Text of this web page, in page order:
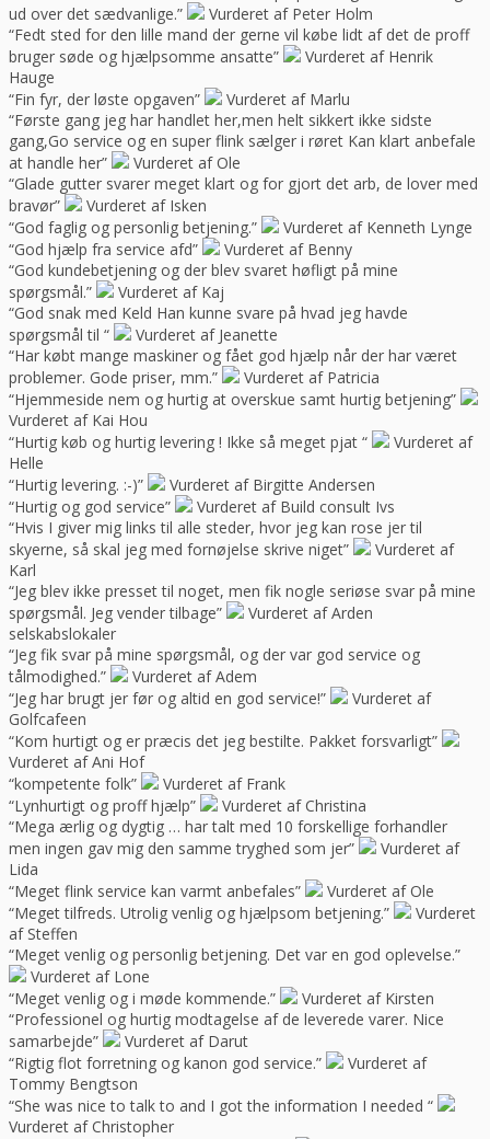
ud over det sædvanlige.”
Vurderet af Peter Holm
“Fedt sted for den lille mand der gerne vil købe lidt af det de proff
bruger søde og hjælpsomme ansatte”
Vurderet af Henrik
Hauge
“Fin fyr, der løste opgaven”
Vurderet af Marlu
“Første gang jeg har handlet her,men helt sikkert ikke sidste
gang,Go service og en super flink sælger i røret Kan klart anbefale
at handle her”
Vurderet af Ole
“Glade gutter svarer meget klart og for gjort det arb, de lover med
bravør”
Vurderet af Isken
“God faglig og personlig betjening.”
Vurderet af Kenneth Lynge
“God hjælp fra service afd”
Vurderet af Benny
“God kundebetjening og der blev svaret høfligt på mine
spørgsmål.”
Vurderet af Kaj
“God snak med Keld Han kunne svare på hvad jeg havde
spørgsmål til “
Vurderet af Jeanette
“Har købt mange maskiner og fået god hjælp når der har været
problemer. Gode priser, mm.”
Vurderet af Patricia
“Hjemmeside nem og hurtig at overskue samt hurtig betjening”
Vurderet af Kai Hou
“Hurtig køb og hurtig levering ! Ikke så meget pjat “
Vurderet af
Helle
“Hurtig levering. :-)”
Vurderet af Birgitte Andersen
“Hurtig og god service”
Vurderet af Build consult Ivs
“Hvis I giver mig links til alle steder, hvor jeg kan rose jer til
skyerne, så skal jeg med fornøjelse skrive niget”
Vurderet af
Karl
“Jeg blev ikke presset til noget, men fik nogle seriøse svar på mine
spørgsmål. Jeg vender tilbage”
Vurderet af Arden
selskabslokaler
“Jeg fik svar på mine spørgsmål, og der var god service og
tålmodighed.”
Vurderet af Adem
“Jeg har brugt jer før og altid en god service!”
Vurderet af
Golfcafeen
“Kom hurtigt og er præcis det jeg bestilte. Pakket forsvarligt”
Vurderet af Ani Hof
“kompetente folk”
Vurderet af Frank
“Lynhurtigt og proff hjælp”
Vurderet af Christina
“Mega ærlig og dygtig … har talt med 10 forskellige forhandler
men ingen gav mig den samme tryghed som jer”
Vurderet af
Lida
“Meget flink service kan varmt anbefales”
Vurderet af Ole
“Meget tilfreds. Utrolig venlig og hjælpsom betjening.”
Vurderet
af Steffen
“Meget venlig og personlig betjening. Det var en god oplevelse.”
Vurderet af Lone
“Meget venlig og i møde kommende.”
Vurderet af Kirsten
“Professionel og hurtig modtagelse af de leverede varer. Nice
samarbejde”
Vurderet af Darut
“Rigtig flot forretning og kanon god service.”
Vurderet af
Tommy Bengtson
“She was nice to talk to and I got the information I needed “
Vurderet af Christopher